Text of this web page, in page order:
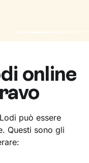
online
può essere
Questi sono gli